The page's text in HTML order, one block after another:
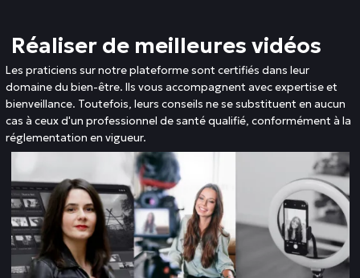
Réaliser de meilleures vidéos
Les praticiens sur notre plateforme sont certifiés dans leur
domaine du bien-être. Ils vous accompagnent avec expertise et
bienveillance. Toutefois, leurs conseils ne se substituent en aucun
cas à ceux d'un professionnel de santé qualifié, conformément à la
réglementation en vigueur.